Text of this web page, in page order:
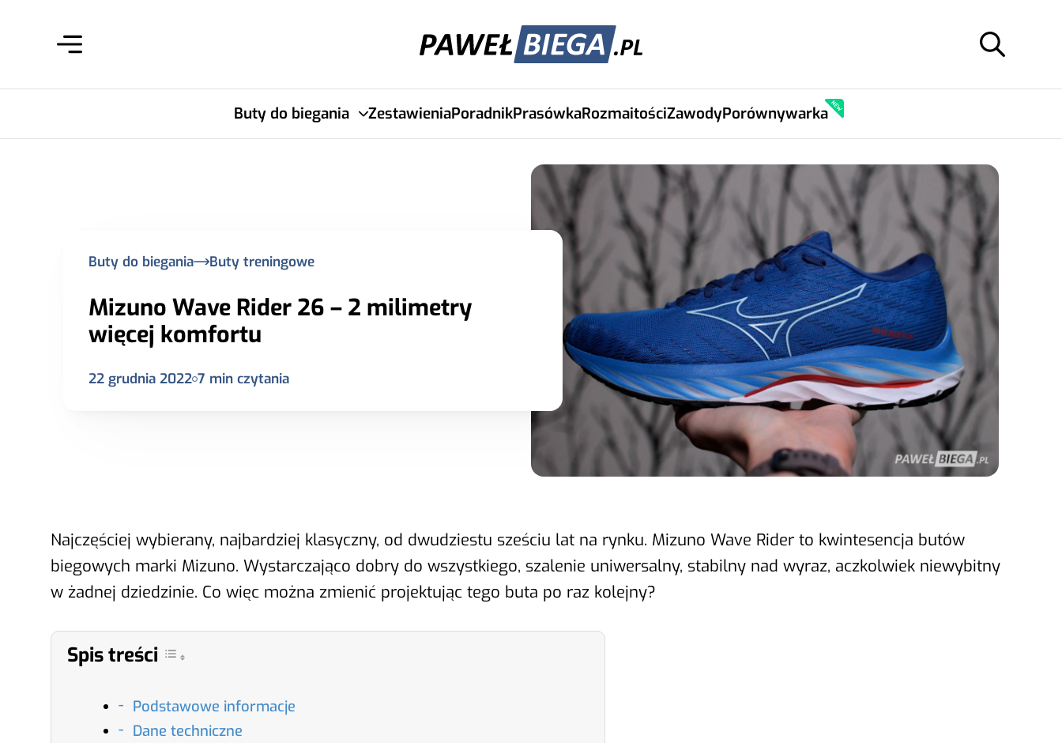
Buty do biegania ZestawieniaPoradnikPrasówkaRozmaitościZawodyPorównywarka
Buty do biegania Buty treningowe
Mizuno Wave Rider 26 – 2 milimetry
więcej komfortu
22 grudnia 2022 7 min czytania
Najczęściej wybierany, najbardziej klasyczny, od dwudziestu sześciu lat na rynku. Mizuno Wave Rider to kwintesencja butów
biegowych marki Mizuno. Wystarczająco dobry do wszystkiego, szalenie uniwersalny, stabilny nad wyraz, aczkolwiek niewybitny
w żadnej dziedzinie. Co więc można zmienić projektując tego buta po raz kolejny?
Spis treści
Podstawowe informacje
Dane techniczne